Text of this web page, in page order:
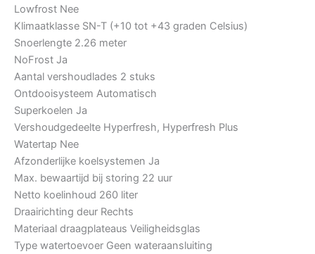
Lowfrost Nee
Klimaatklasse SN-T (+10 tot +43 graden Celsius)
Snoerlengte 2.26 meter
NoFrost Ja
Aantal vershoudlades 2 stuks
Ontdooisysteem Automatisch
Superkoelen Ja
Vershoudgedeelte Hyperfresh, Hyperfresh Plus
Watertap Nee
Afzonderlijke koelsystemen Ja
Max. bewaartijd bij storing 22 uur
Netto koelinhoud 260 liter
Draairichting deur Rechts
Materiaal draagplateaus Veiligheidsglas
Type watertoevoer Geen wateraansluiting